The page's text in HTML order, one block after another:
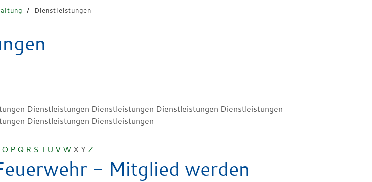
/ Dienstleistungen
Dienstleistungen Dienstleistungen Dienstleistungen Dienstleistungen
Dienstleistungen Dienstleistungen
O P Q R S T U V W X Y Z
- Mitglied werden